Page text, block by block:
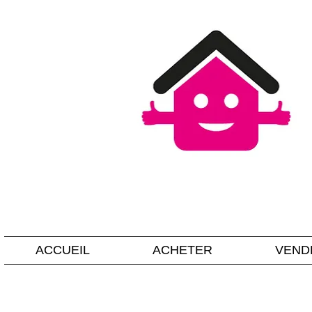
ACCUEIL ACHETER